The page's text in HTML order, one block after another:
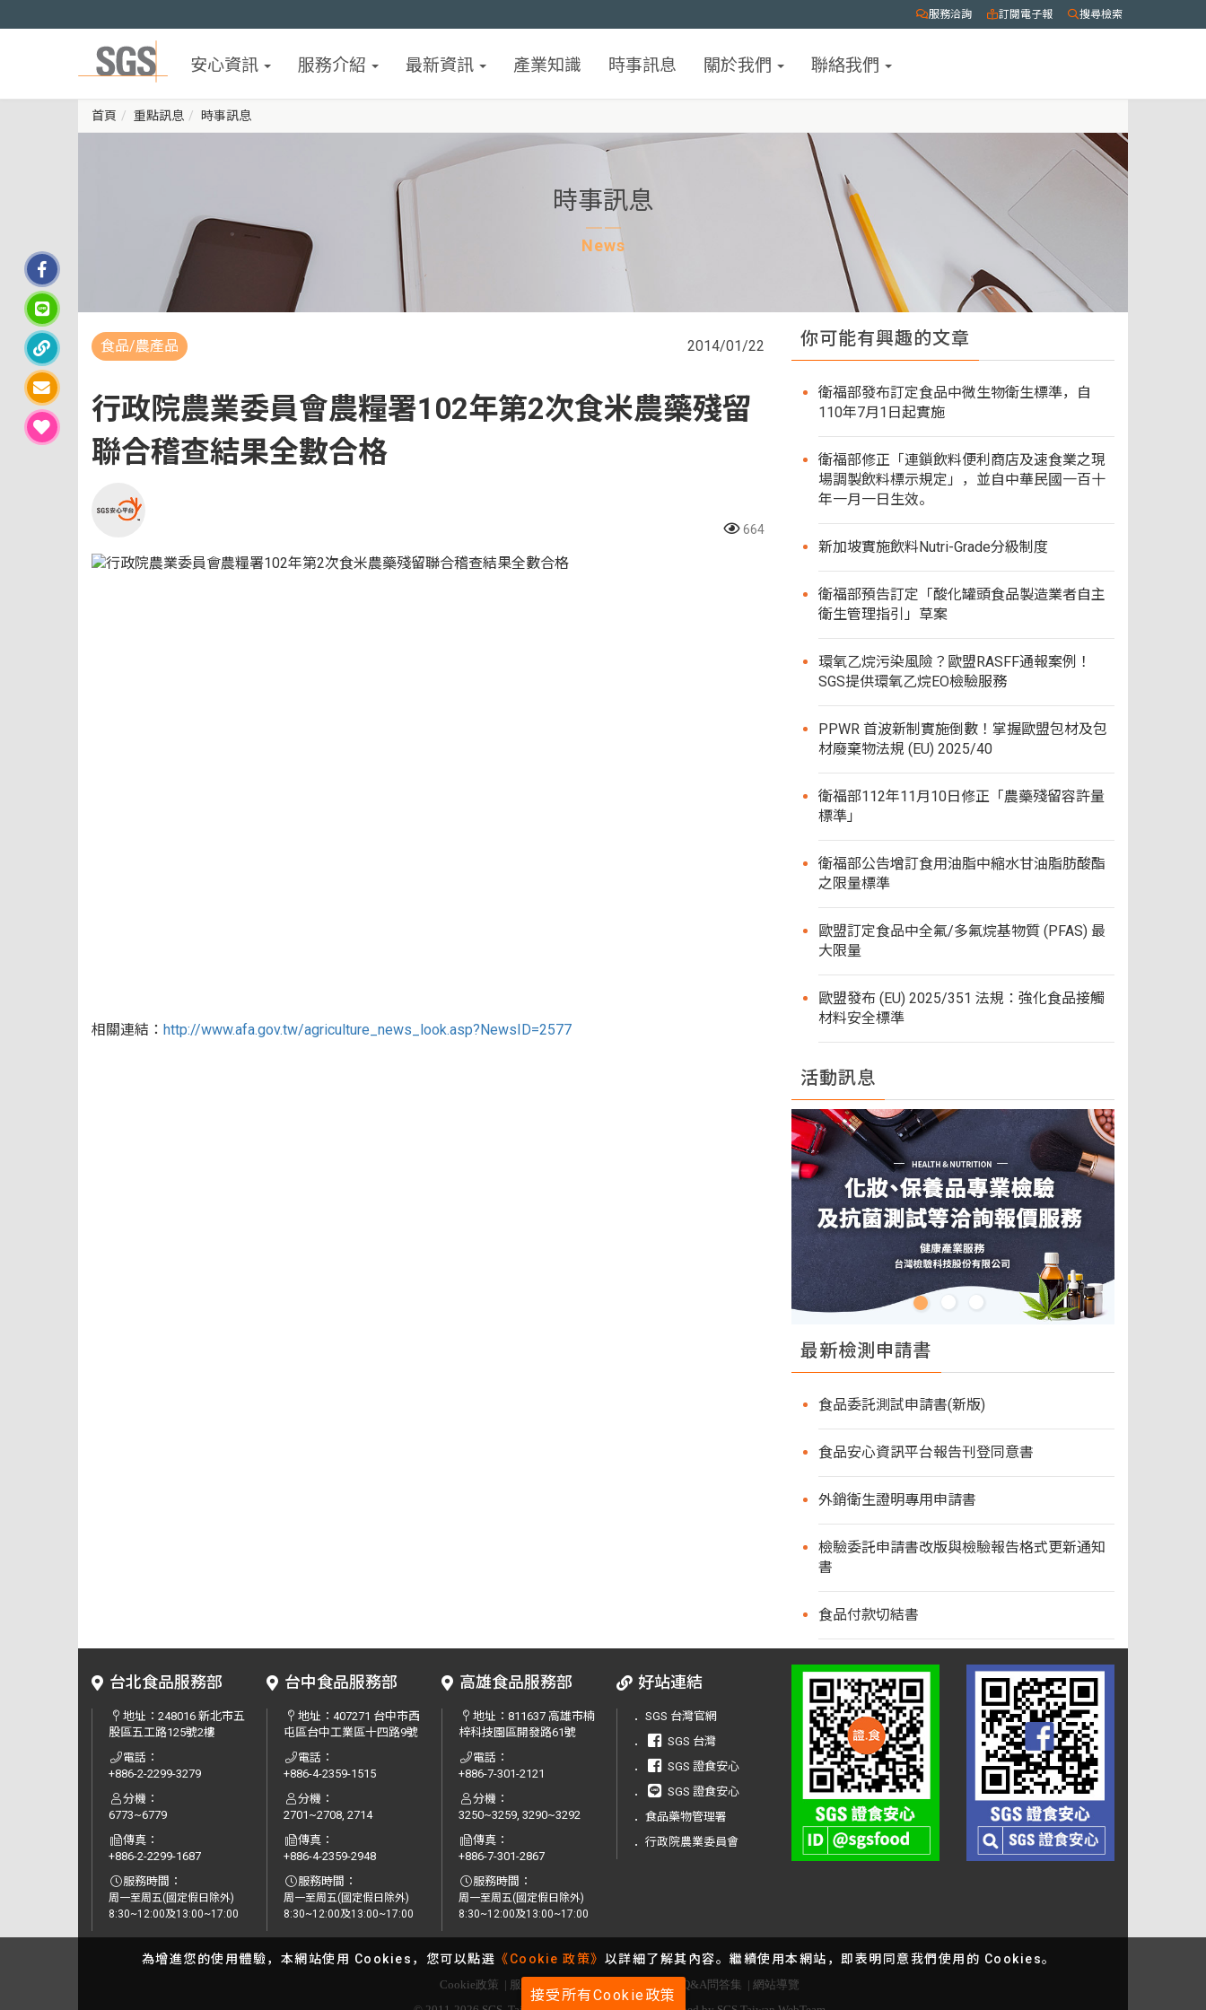
服務洽詢 訂閱電子報 搜尋檢索
安心資訊 服務介紹 最新資訊 產業知識 時事訊息 關於我們 聯絡我們
首頁 重點訊息 時事訊息
時事訊息
News
食品/農產品 2014/01/22
行政院農業委員會農糧署102年第2次食米農藥殘留
聯合稽查結果全數合格
664
相關連結： http://www.afa.gov.tw/agriculture_news_look.asp?NewsID=2577
你可能有興趣的文章
衛福部發布訂定食品中微生物衛生標準，自
110年7月1日起實施
衛福部修正「連鎖飲料便利商店及速食業之現
場調製飲料標示規定」，並自中華民國一百十
年一月一日生效。
新加坡實施飲料Nutri-Grade分級制度
衛福部預告訂定「酸化罐頭食品製造業者自主
衛生管理指引」草案
環氧乙烷污染風險？歐盟RASFF通報案例！
SGS提供環氧乙烷EO檢驗服務
PPWR 首波新制實施倒數！掌握歐盟包材及包
材廢棄物法規 (EU) 2025/40
衛福部112年11月10日修正「農藥殘留容許量
標準」
衛福部公告增訂食用油脂中縮水甘油脂肪酸酯
之限量標準
歐盟訂定食品中全氟/多氟烷基物質 (PFAS) 最
大限量
歐盟發布 (EU) 2025/351 法規：強化食品接觸
材料安全標準
活動訊息
最新檢測申請書
食品委託測試申請書(新版)
食品安心資訊平台報告刊登同意書
外銷衛生證明專用申請書
檢驗委託申請書改版與檢驗報告格式更新通知
書
食品付款切結書
台北食品服務部
地址：248016 新北市五
股區五工路125號2樓
電話：
+886-2-2299-3279
分機：
6773~6779
傳真：
+886-2-2299-1687
服務時間：
周一至周五(國定假日除外)
8:30~12:00及13:00~17:00
台中食品服務部
地址：407271 台中市西
屯區台中工業區十四路9號
電話：
+886-4-2359-1515
分機：
2701~2708, 2714
傳真：
+886-4-2359-2948
服務時間：
周一至周五(國定假日除外)
8:30~12:00及13:00~17:00
高雄食品服務部
地址：811637 高雄市楠
梓科技園區開發路61號
電話：
+886-7-301-2121
分機：
3250~3259, 3290~3292
傳真：
+886-7-301-2867
服務時間：
周一至周五(國定假日除外)
8:30~12:00及13:00~17:00
好站連結
． SGS 台灣官網
．
SGS 台灣
．
SGS 證食安心
．
SGS 證食安心
． 食品藥物管理署
． 行政院農業委員會
Cookie政策 | 服務條款 服務據點 服務洽詢 Q&A問答集 | 網站導覽
為增進您的使用體驗，本網站使用 Cookies，您可以點選 《Cookie 政策》 以詳細了解其內容。繼續使用本網站，即表明同意我們使用的 Cookies。
接受所有Cookie政策